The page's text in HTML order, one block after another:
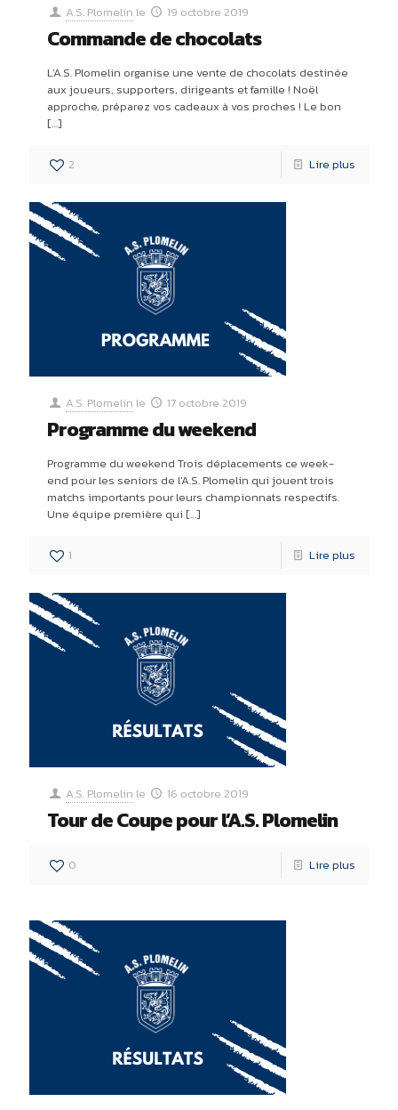
A.S. Plomelin le 19 octobre 2019
Commande de chocolats
L’A.S. Plomelin organise une vente de chocolats destinée
aux joueurs, supporters, dirigeants et famille ! Noël
approche, préparez vos cadeaux à vos proches ! Le bon
[…]
2 Lire plus
A.S. Plomelin le 17 octobre 2019
Programme du weekend
Programme du weekend Trois déplacements ce week-
end pour les seniors de l’A.S. Plomelin qui jouent trois
matchs importants pour leurs championnats respectifs.
Une équipe première qui […]
1 Lire plus
A.S. Plomelin le 16 octobre 2019
Tour de Coupe pour l’A.S. Plomelin
0 Lire plus